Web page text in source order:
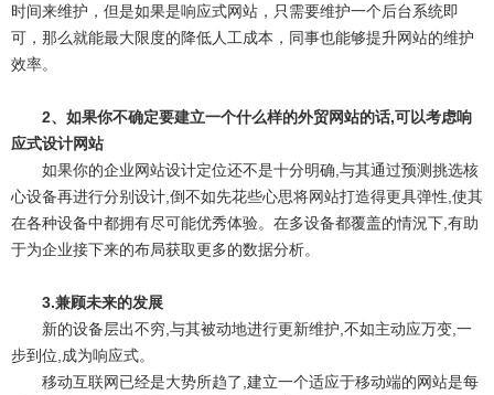
时间来维护，但是如果是响应式网站，只需要维护一个后台系统即
可，那么就能最大限度的降低人工成本，同事也能够提升网站的维护
效率。
2、如果你不确定要建立一个什么样的外贸网站的话,可以考虑响
应式设计网站
如果你的企业网站设计定位还不是十分明确,与其通过预测挑选核
心设备再进行分别设计,倒不如先花些心思将网站打造得更具弹性,使其
在各种设备中都拥有尽可能优秀体验。在多设备都覆盖的情況下,有助
于为企业接下来的布局获取更多的数据分析。
3.兼顾未来的发展
新的设备层出不穷,与其被动地进行更新维护,不如主动应万变,一
步到位,成为响应式。
移动互联网已经是大势所趋了,建立一个适应于移动端的网站是每